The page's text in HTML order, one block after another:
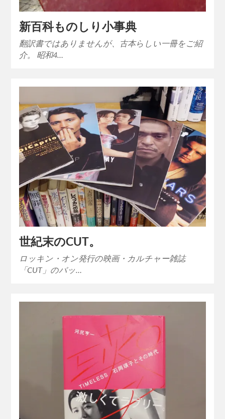
新百科ものしり小事典
翻訳書ではありませんが、古本らしい一冊をご紹
介。 昭和4…
世紀末のCUT。
ロッキン・オン発行の映画・カルチャー雑誌
「CUT」のバッ…